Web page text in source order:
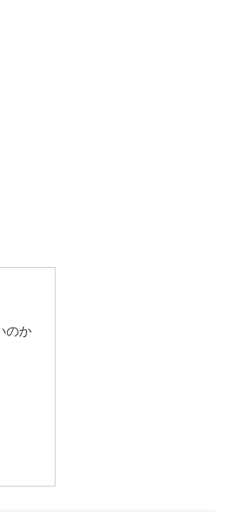
のか